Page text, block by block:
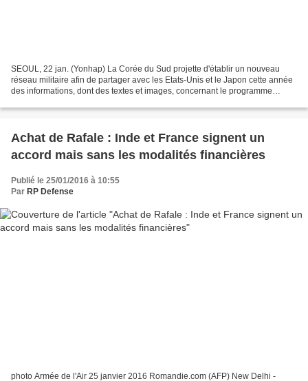
SEOUL, 22 jan. (Yonhap) La Corée du Sud projette d'établir un nouveau
réseau militaire afin de partager avec les Etats-Unis et le Japon cette année
des informations, dont des textes et images, concernant le programme
Achat de Rafale : Inde et France signent un
accord mais sans les modalités financières
Publié le 25/01/2016 à 10:55
Par RP Defense
photo Armée de l'Air 25 janvier 2016 Romandie.com (AFP) New Delhi -